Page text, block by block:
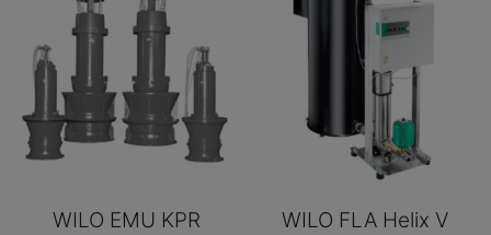
WILO EMU KPR WILO FLA Helix V